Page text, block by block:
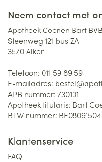
Neem contact met
Apotheek Coenen Bart
Steenweg 121 bus ZA
3570Alken
Telefoon: 011 59 89 59
E-mailadres: bestel@
APB nummer: 730101
Apotheek titularis: Bart
BTW nummer:
Klantenservice
FAQ